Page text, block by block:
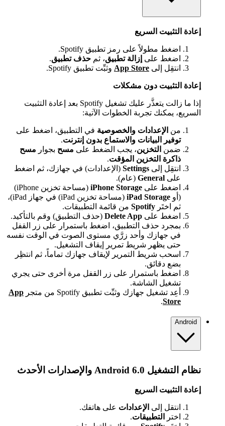
إعادة التثبيت السريع
اضغط مطولاً على رمز تطبيق Spotify.
اضغط على إزالة تطبيق، ثم حذف تطبيق.
انتقِل إلى App Store وثبِّت تطبيق Spotify.
إعادة التثبيت دون مشكلات
إذا ما زالت يتعذَّر عليك تشغيل Spotify بعد إعادة التثبيت
السريع، يمكنك تجربة الخطوات الآتية:
من الإعدادات والخصوصية في التطبيق، اضغط على
توفير البيانات والاستماع بدون إنترنت.
ضمن التخزين، يجب الضغط على مسح بجوار مسح
ذاكرة التخزين المؤقت.
انتقِل إلى Settings (الإعدادات) في جهازك، ثم اضغط
على General (عام).
اضغط على iPhone Storage
(مساحة تخزين iPhone)
(أو iPad Storage
(مساحة تخزين iPad) في جهاز iPad)،
ثم اختَر Spotify من قائمة التطبيقات.
اضغط على Delete App (حذف التطبيق) وقم بالتأكيد.
بمجرد حذف التطبيق، اضغط باستمرار على زر القفل
في جهازك وأحد زرَّي مستوى الصوت في الوقت نفسه
حتى يظهر شريط تمرير إيقاف التشغيل.
اسحب شريط التمرير لإيقاف جهازك تماماً، ثم انتظِر
بضع دقائق.
اضغط باستمرار على زر القفل مرة أخرى حتى يجري
تشغيل الشاشة.
أعِد تشغيل جهازك وثبِّت تطبيق Spotify من متجر
App
Store
.
Android
نظام التشغيل Android 6.0 والإصدارات الأحدث
إعادة التثبيت السريع
انتقل إلى الإعدادات على هاتفك.
اختر
التطبيقات.